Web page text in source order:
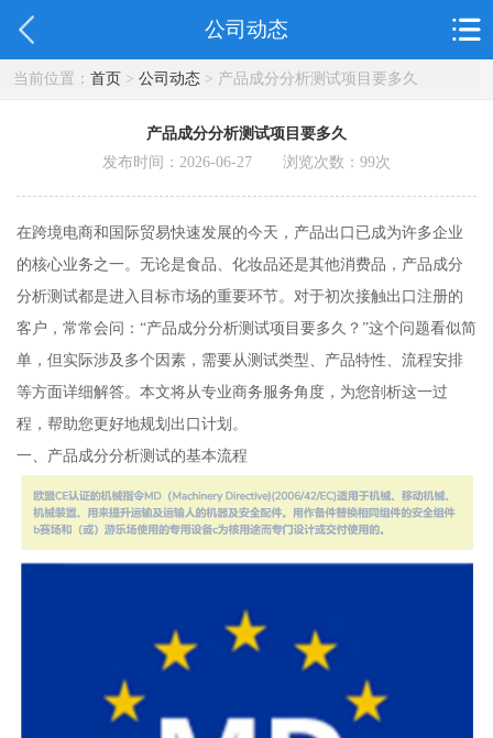
公司动态
当前位置： 首页> 公司动态> 产品成分分析测试项目要多久
产品成分分析测试项目要多久
发布时间：2026-06-27 浏览次数： 99次
在跨境电商和国际贸易快速发展的今天，产品出口已成为许多企业
的核心业务之一。无论是食品、化妆品还是其他消费品，产品成分
分析测试都是进入目标市场的重要环节。对于初次接触出口注册的
客户，常常会问：“产品成分分析测试项目要多久？”这个问题看似简
单，但实际涉及多个因素，需要从测试类型、产品特性、流程安排
等方面详细解答。本文将从专业商务服务角度，为您剖析这一过
程，帮助您更好地规划出口计划。
一、产品成分分析测试的基本流程